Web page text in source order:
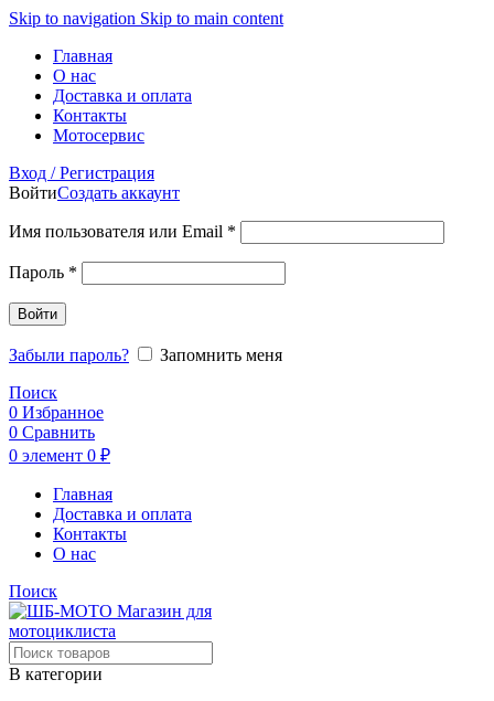
Skip to navigation Skip to main content
Главная
О нас
Доставка и оплата
Контакты
Мотосервис
Вход / Регистрация
ВойтиСоздать аккаунт
Имя пользователя или Email *
Пароль *
Войти
Забыли пароль?
Запомнить меня
Поиск
0 Избранное
0 Сравнить
0 элемент 0 ₽
Главная
Доставка и оплата
Контакты
О нас
Поиск
В категории